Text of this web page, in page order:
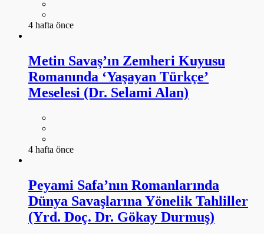
4 hafta önce
Metin Savaş’ın Zemheri Kuyusu
Romanında ‘Yaşayan Türkçe’
Meselesi (Dr. Selami Alan)
4 hafta önce
Peyami Safa’nın Romanlarında
Dünya Savaşlarına Yönelik Tahliller
(Yrd. Doç. Dr. Gökay Durmuş)